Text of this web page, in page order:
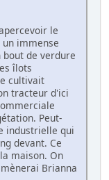
le
immense
de verdure
îlots
cultivait
tracteur d'ici
Peut-
industrielle qui
devant. Ce
maison. On
Brianna